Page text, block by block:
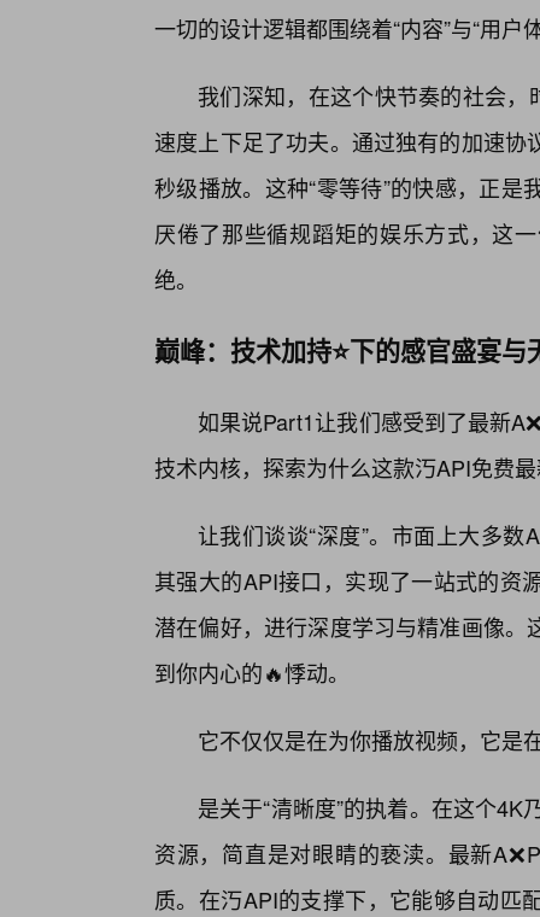
一切的设计逻辑都围绕着“内容”与“用户
我们深知，在这个快节奏的社会
速度上下足了功夫。通过独有的加速
秒级播放。这种“零等待”的快感，正
厌倦了那些循规蹈矩的娱乐方式，这
绝。
巅峰：技术加持⭐下的感官盛宴与
如果说Part1让我们感受到了最新
技术内核，探索为什么这款汅API免费
让我们谈谈“深度”。市面上大多
其强大的API接口，实现了一站式的资
潜在偏好，进行深度学习与精准画像
到你内心的🔥悸动。
它不仅仅是在为你播放视频，它是
是关于“清晰度”的执着。在这个
资源，简直是对眼睛的亵渎。最新
质。在汅API的支撑下，它能够自动匹